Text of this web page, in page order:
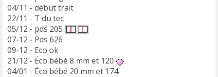
04/11 - début trait
22/11 - T du tec
05/12 - pds 205
07-12 - Pds 626
09-12 - Eco ok
21/12 - Éco bébé 8 mm et 120
04/01 - Éco bébé 20 mm et 174